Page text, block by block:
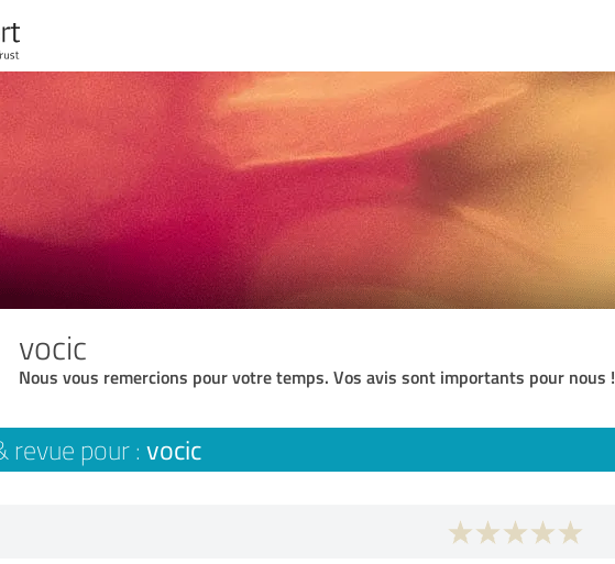
vocic
Nous vous remercions pour votre temps. Vos avis sont importants pour nous !
revue pour : vocic